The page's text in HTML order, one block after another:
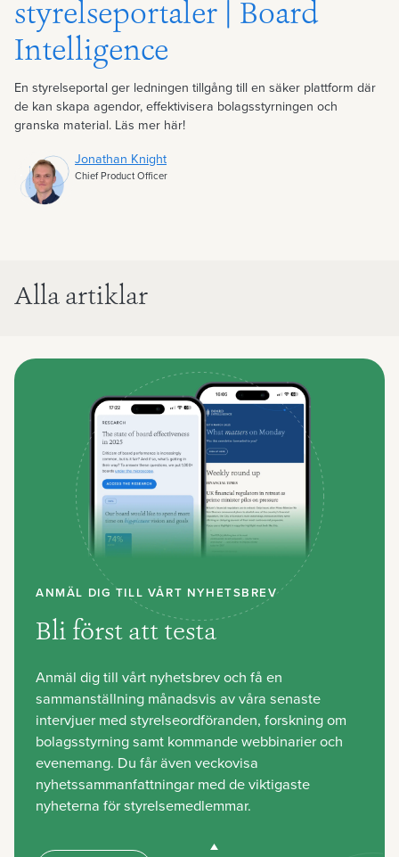
styrelseportaler | Board
Intelligence
En styrelseportal ger ledningen tillgång till en säker plattform där
de kan skapa agendor, effektivisera bolagsstyrningen och
granska material. Läs mer här!
Jonathan Knight
Chief Product Officer
Alla artiklar
ANMÄL DIG TILL VÅRT NYHETSBREV
Bli först att testa
Anmäl dig till vårt nyhetsbrev och få en
sammanställning månadsvis av våra senaste
intervjuer med styrelseordföranden, forskning om
bolagsstyrning samt kommande webbinarier och
evenemang. Du får även veckovisa
nyhetssammanfattningar med de viktigaste
nyheterna för styrelsemedlemmar.